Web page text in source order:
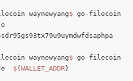
waynewyang$ go-filecoin
waynewyang$ go-filecoin
${ WALLET_ADDR